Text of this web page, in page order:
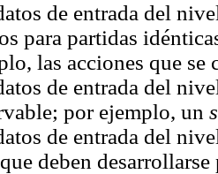
de entrada del
para partidas
las acciones que
de entrada del
por ejemplo, un
de entrada del
deben